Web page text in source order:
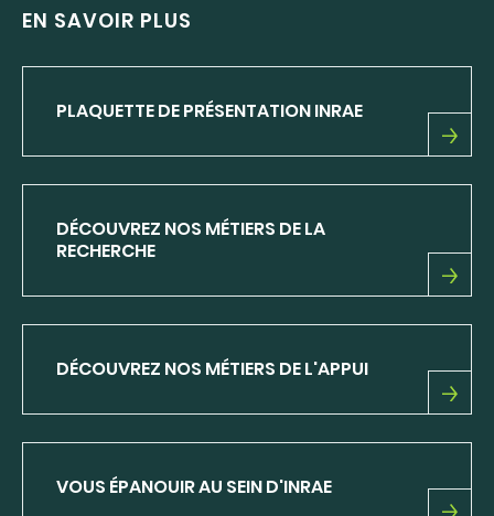
EN SAVOIR PLUS
PLAQUETTE DE PRÉSENTATION INRAE
PLAQUETTE
INRAE
DÉCOUVREZ NOS MÉTIERS DE LA
RECHERCHE
DÉCOUVREZ
DE
LA
DÉCOUVREZ NOS MÉTIERS DE L'APPUI
DÉCOUVREZ
L'APPUI
VOUS ÉPANOUIR AU SEIN D'INRAE